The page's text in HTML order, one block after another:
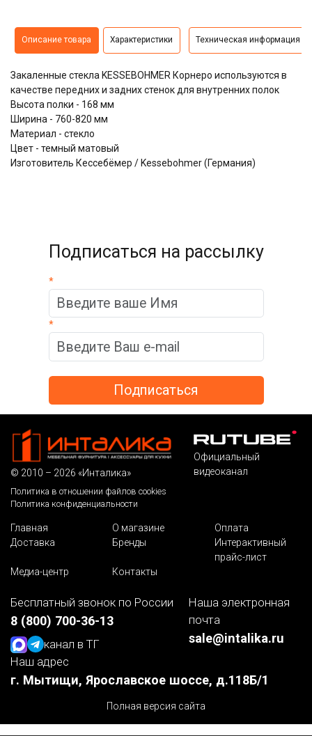
Описание товара Характеристики Техническая информация
Закаленные стекла KESSEBOHMER Корнеро используются в
качестве передних и задних стенок для внутренних полок
Высота полки - 168 мм
Ширина - 760-820 мм
Материал - стекло
Цвет - темный матовый
Изготовитель Кессебёмер / Kessebohmer (Германия)
Подписаться на рассылку
*
*
© 2010 – 2026 «Инталика»
Политика в отношении файлов cookies
Политика конфиденциальности
Официальный
видеоканал
Главная О магазине
Оплата
Доставка
Бренды
Интерактивный
прайс-лист
Медиа-центр
Контакты
Бесплатный звонок по России
8 (800) 700-36-13
канал в ТГ
Наша электронная
почта
sale@intalika.ru
Наш адрес
г. Мытищи, Ярославское шоссе, д.118Б/1
Полная версия сайта